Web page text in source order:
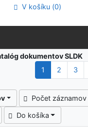
V košíku (0)
dokumentov SLDK
1 2 3
Počet
Do košíka